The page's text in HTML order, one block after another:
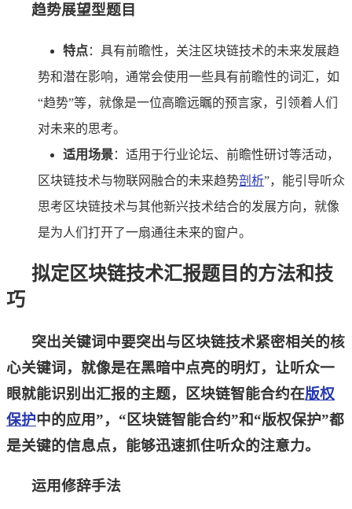
趋势展望型题目
特点：具有前瞻性，关注区块链技术的未来发展趋
势和潜在影响，通常会使用一些具有前瞻性的词汇，如
“趋势”等，就像是一位高瞻远瞩的预言家，引领着人们
对未来的思考。
适用场景：适用于行业论坛、前瞻性研讨等活动，
区块链技术与物联网融合的未来趋势剖析”，能引导听众
思考区块链技术与其他新兴技术结合的发展方向，就像
是为人们打开了一扇通往未来的窗户。
拟定区块链技术汇报题目的方法和技
巧
突出关键词中要突出与区块链技术紧密相关的核
心关键词，就像是在黑暗中点亮的明灯，让听众一
眼就能识别出汇报的主题，区块链智能合约在版权
保护中的应用”，“区块链智能合约”和“版权保护”都
是关键的信息点，能够迅速抓住听众的注意力。
运用修辞手法